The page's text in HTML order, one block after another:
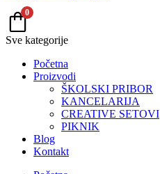
0
Sve kategorije
Početna
Proizvodi
ŠKOLSKI PRIBOR
KANCELARIJA
CREATIVE SETOVI
PIKNIK
Blog
Kontakt